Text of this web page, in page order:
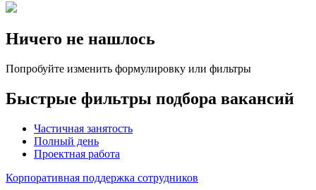
Ничего не нашлось
Попробуйте изменить формулировку или фильтры
Быстрые фильтры подбора вакансий
Частичная занятость
Полный день
Проектная работа
Корпоративная поддержка сотрудников